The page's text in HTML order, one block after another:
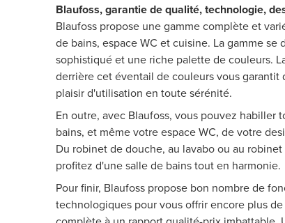
Blaufoss, garantie de qualité, technologie,
Blaufoss propose une gamme complète et
de bains, espace WC et cuisine. La gamme se
sophistiqué et une riche palette de couleurs.
derrière cet éventail de couleurs vous garantit
plaisir d'utilisation en toute sérénité.
En outre, avec Blaufoss, vous pouvez habiller
bains, et même votre espace WC, de votre
Du robinet de douche, au lavabo ou au
profitez d'une salle de bains tout en harmonie.
Pour finir, Blaufoss propose bon nombre de
technologiques pour vous offrir encore plus